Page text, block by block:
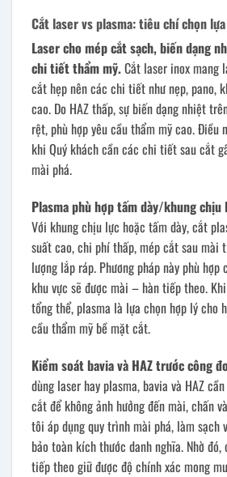
Cắt laser vs plasma: tiêu chí chọn lựa
Laser cho mép cắt sạch, biến dạng
chi tiết thẩm mỹ.Cắt laser inox mang
cắt hẹp nên các chi tiết như nẹp, pano,
cao. Do HAZ thấp, sự biến dạng nhiệt
rệt, phù hợp yêu cầu thẩm mỹ cao. Điều
khi Quý khách cần các chi tiết sau cắt
mài phá.
Plasma phù hợp tấm dày/khung
Với khung chịu lực hoặc tấm dày, cắt
suất cao, chi phí thấp, mép cắt sau mài
lượng lắp ráp. Phương pháp này phù
khu vực sẽ được mài – hàn tiếp theo.
tổng thể, plasma là lựa chọn hợp lý cho
cầu thẩm mỹ bề mặt cắt.
Kiểm soát bavia và HAZ trước công
dùng laser hay plasma, bavia và HAZ
cắt để không ảnh hưởng đến mài, chấn
tôi áp dụng quy trình mài phá, làm sạch
bảo toàn kích thước danh nghĩa. Nhờ
tiếp theo giữ được độ chính xác mong